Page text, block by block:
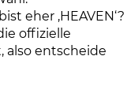
eher ‚HEAVEN‘?
offizielle
also entscheide